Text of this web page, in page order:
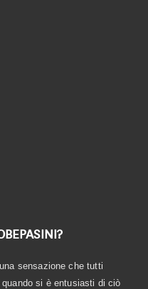
sensazione che tutti
si è entusiasti di ciò